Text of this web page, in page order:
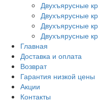
Двухъярусные
Двухъярусные
Двухъярусные
Двухъярусные
Главная
Доставка и оплата
Возврат
Гарантия низкой цены
Акции
Контакты